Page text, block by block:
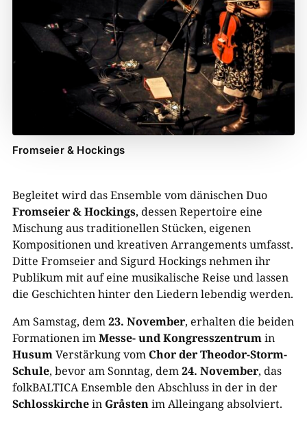
Fromseier & Hockings
Begleitet wird das Ensemble vom dänischen Duo
Fromseier & Hockings, dessen Repertoire eine
Mischung aus traditionellen Stücken, eigenen
Kompositionen und kreativen Arrangements umfasst.
Ditte Fromseier and Sigurd Hockings nehmen ihr
Publikum mit auf eine musikalische Reise und lassen
die Geschichten hinter den Liedern lebendig werden.
Am Samstag, dem23. November, erhalten die beiden
Formationen imMesse- und Kongresszentrumin
HusumVerstärkung vom Chor der Theodor-Storm-
Schule, bevor am Sonntag, dem24. November, das
folkBALTICA Ensemble den Abschluss in der in der
Schlosskirchein Gråstenim Alleingang absolviert.